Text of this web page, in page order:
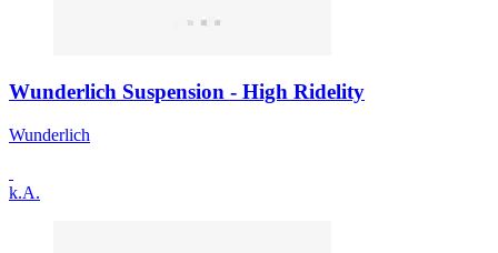
Wunderlich Suspension - High Ridelity
Wunderlich
k.A.